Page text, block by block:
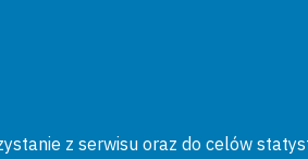
z serwisu oraz do celów